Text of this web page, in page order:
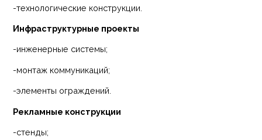
-технологические конструкции.
Инфраструктурные проекты
-инженерные системы;
-монтаж коммуникаций;
-элементы ограждений.
Рекламные конструкции
-стенды;